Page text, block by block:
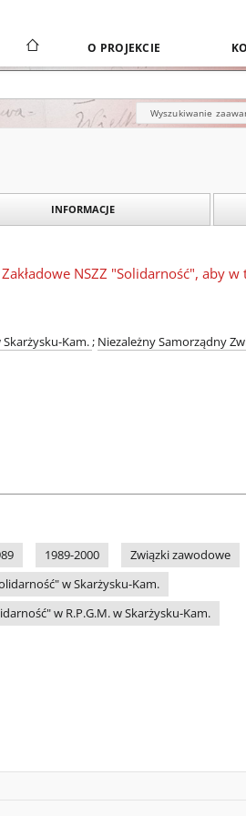
O PROJEKCIE
Wyszukiwanie
INFORMACJE
NSZZ "Solidarność", aby
Kam.; Niezależny Samorządny
1989-2000 Związki zawodowe
w Skarżysku-Kam.
w R.P.G.M. w Skarżysku-Kam.